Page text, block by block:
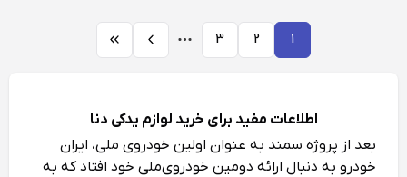
1
2
3
اطلاعات مفید برای خرید لوازم یدکی دنا
بعد از پروژه سمند به عنوان اولین خودروی‌ ملی، ایران
‌خودرو به دنبال ارائه دومین خودروی‌ملی خود افتاد که به